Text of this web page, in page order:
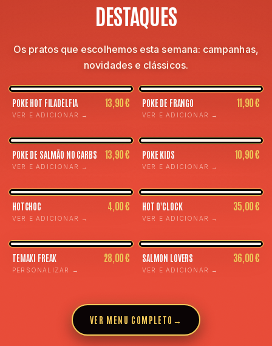
DESTAQUES
Os pratos que escolhemos esta semana: campanhas,
novidades e clássicos.
POKE HOT FILADÉLFIA 13,90 €
VER E ADICIONAR →
POKE DE FRANGO 11,90 €
VER E ADICIONAR →
POKE DE SALMÃO NO CARBS 13,90 €
VER E ADICIONAR →
POKE KIDS 10,90 €
VER E ADICIONAR →
HOTCHOC 4,00 €
VER E ADICIONAR →
HOT O'CLOCK 35,00 €
VER E ADICIONAR →
TEMAKI FREAK 28,00 €
PERSONALIZAR →
SALMON LOVERS 36,00 €
VER E ADICIONAR →
VER MENU COMPLETO →